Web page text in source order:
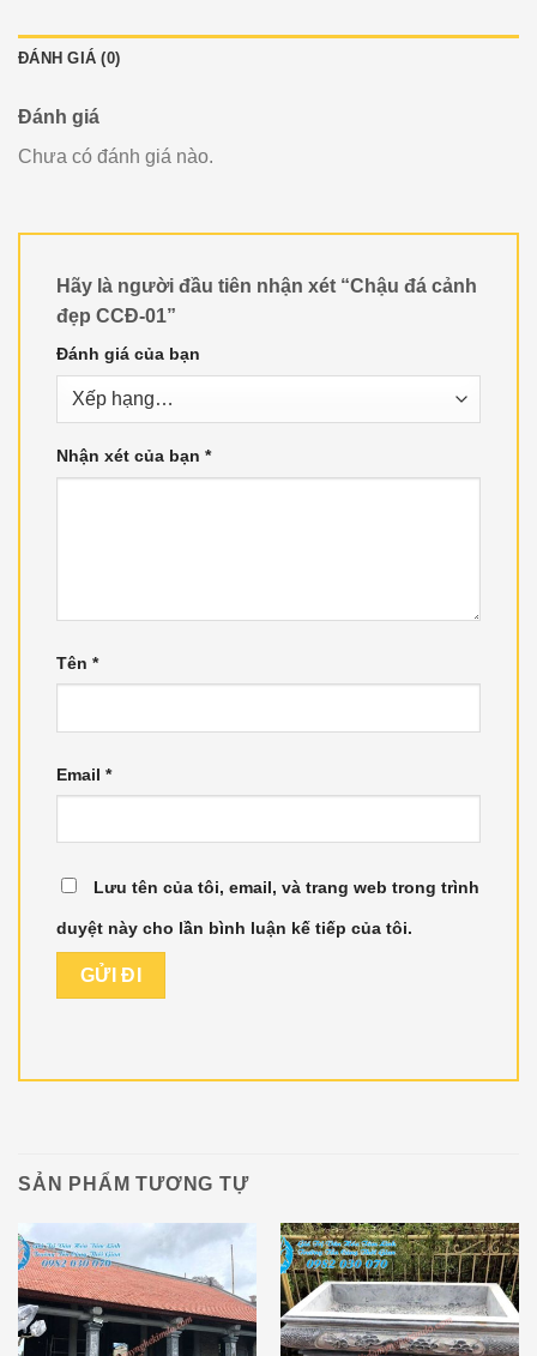
ĐÁNH GIÁ (0)
Đánh giá
Chưa có đánh giá nào.
Hãy là người đầu tiên nhận xét “Chậu đá cảnh
đẹp CCĐ-01”
Đánh giá của bạn
Nhận xét của bạn *
Tên *
Email *
Lưu tên của tôi, email, và trang web trong trình
duyệt này cho lần bình luận kế tiếp của tôi.
SẢN PHẨM TƯƠNG TỰ